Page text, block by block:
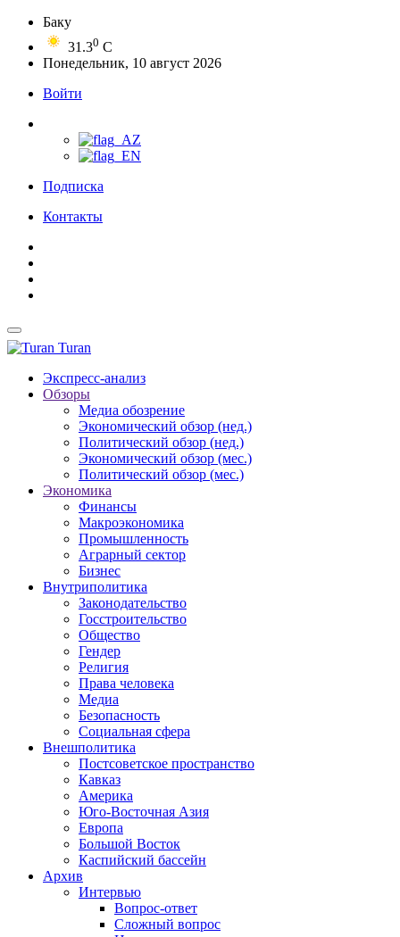
Баку
31.30 C
Понедельник, 10 август 2026
Войти
Подписка
Контакты
Turan
Экспресс-анализ
Обзоры
Медиа обозрение
Экономический обзор (нед.)
Политический обзор (нед.)
Экономический обзор (мес.)
Политический обзор (мес.)
Экономика
Финансы
Макроэкономика
Промышленность
Аграрный сектор
Бизнес
Внутриполитика
Законодательство
Госстроительство
Общество
Гендер
Религия
Права человека
Медиа
Безопасность
Социальная сфера
Внешполитика
Постсоветское пространство
Кавказ
Америка
Юго-Восточная Азия
Европа
Большой Восток
Каспийский бассейн
Архив
Интервью
Вопрос-ответ
Сложный вопрос